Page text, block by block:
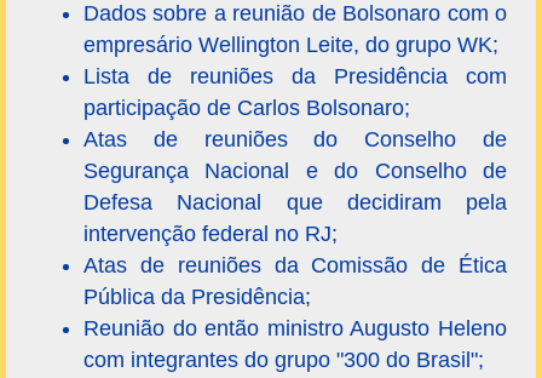
Dados sobre a reunião de Bolsonaro com o
empresário Wellington Leite, do grupo WK;
Lista de reuniões da Presidência com
participação de Carlos Bolsonaro;
Atas de reuniões do Conselho de
Segurança Nacional e do Conselho de
Defesa Nacional que decidiram pela
intervenção federal no RJ;
Atas de reuniões da Comissão de Ética
Pública da Presidência;
Reunião do então ministro Augusto Heleno
com integrantes do grupo "300 do Brasil";